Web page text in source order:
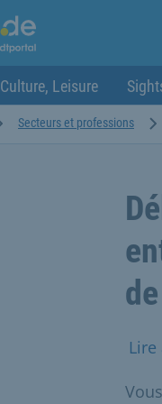
Culture, Leisure
Secteurs et professions